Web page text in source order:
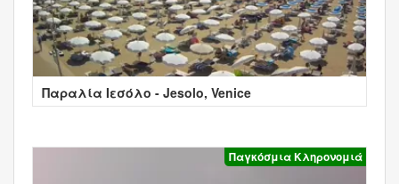
Παραλία Ιεσόλο - Jesolo, Venice
Παγκόσμια Κληρονομιά